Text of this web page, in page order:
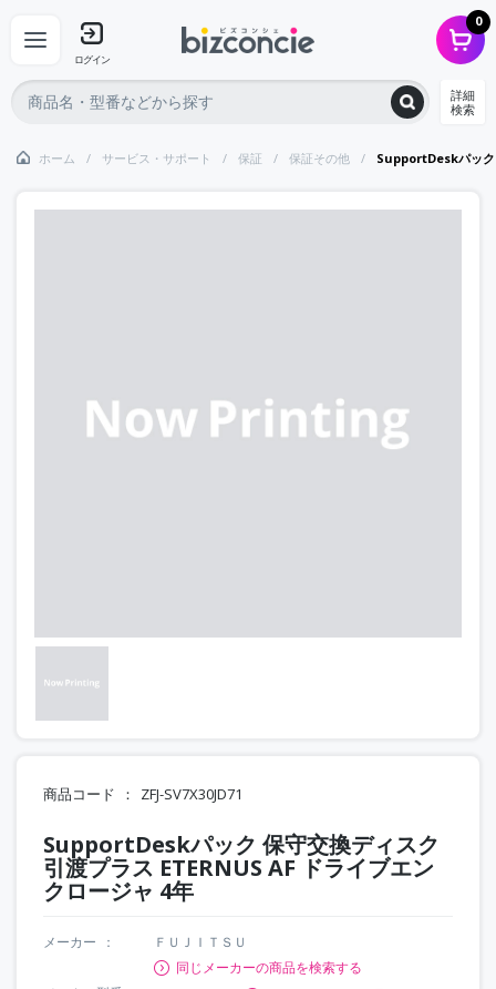
ログイン
0
詳細
検索
ホーム サービス・サポート 保証 保証その他 SupportDeskパック
商品コード ZFJ-SV7X30JD71
SupportDeskパック 保守交換ディスク
引渡プラス ETERNUS AF ドライブエン
クロージャ 4年
メーカー
ＦＵＪＩＴＳＵ
同じメーカーの商品を検索する